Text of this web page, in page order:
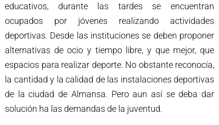
educativos, durante las tardes se encuentran
ocupados por jóvenes realizando actividades
deportivas. Desde las instituciones se deben proponer
alternativas de ocio y tiempo libre, y que mejor, que
espacios para realizar deporte. No obstante reconocía,
la cantidad y la calidad de las instalaciones deportivas
de la ciudad de Almansa. Pero aun así se deba dar
solución ha las demandas de la juventud.